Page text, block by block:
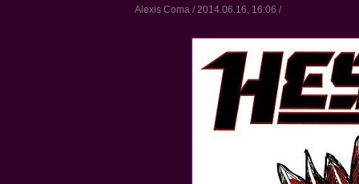
Alexis Coma / 2014.06.16, 16:06 /